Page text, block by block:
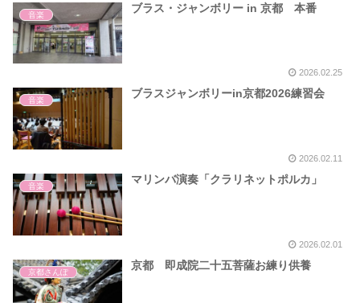
音楽
ブラス・ジャンボリー in 京都 本番
2026.02.25
音楽
ブラスジャンボリーin京都2026練習会
2026.02.11
音楽
マリンバ演奏「クラリネットポルカ」
2026.02.01
京都さんぽ
京都 即成院二十五菩薩お練り供養